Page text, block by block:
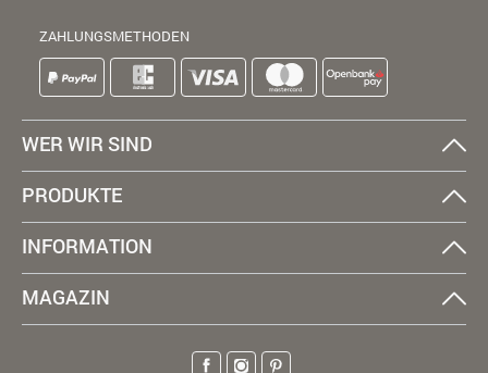
ZAHLUNGSMETHODEN
WER WIR SIND
PRODUKTE
INFORMATION
MAGAZIN